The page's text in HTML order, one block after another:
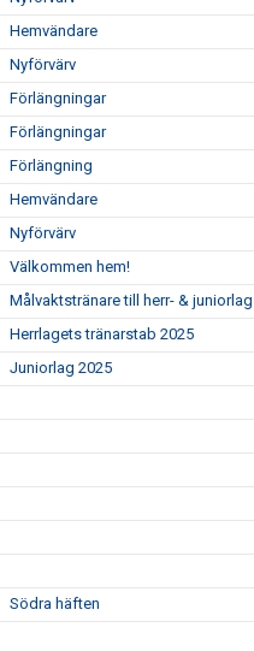
Hemvändare
Nyförvärv
Förlängningar
Förlängningar
Förlängning
Hemvändare
Nyförvärv
Välkommen hem!
Målvaktstränare till herr- & juniorlag
Herrlagets tränarstab 2025
Juniorlag 2025
Södra häften